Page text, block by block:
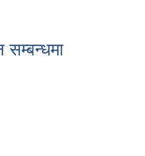
सम्बन्धमा